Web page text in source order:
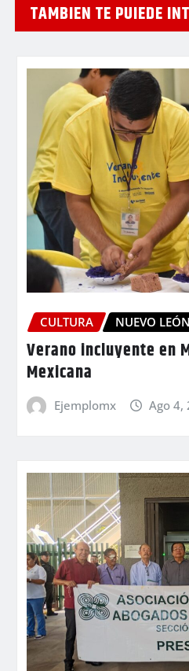
TAMBIEN TE PUIEDE
CULTURA NUEVO LEÓN
Verano incluyente en
Mexicana
Ejemplomx Ago 4,